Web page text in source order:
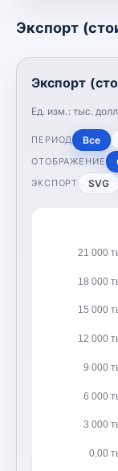
Экспорт
Экспорт
Ед. изм.: тыс.
ПЕРИОД Все
ОТОБРАЖЕНИЕ
ЭКСПОРТ SVG
0,00
3 000
6 000
9 000
12 000
15 000
18 000
21 000